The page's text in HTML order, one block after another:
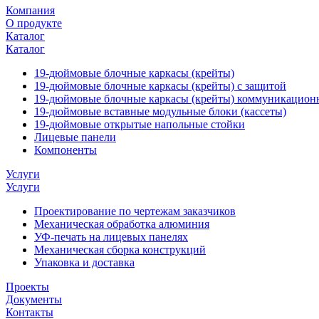
Компания
О продукте
Каталог
Каталог
19-дюймовые блочные каркасы (крейты)
19-дюймовые блочные каркасы (крейты) с защитой
19-дюймовые блочные каркасы (крейты)
19-дюймовые вставные модульные блоки (кассеты)
19-дюймовые открытые напольные стойки
Лицевые панели
Компоненты
Услуги
Услуги
Проектирование по чертежам заказчиков
Механическая обработка алюминия
УФ-печать на лицевых панелях
Механическая сборка конструкций
Упаковка и доставка
Проекты
Документы
Контакты